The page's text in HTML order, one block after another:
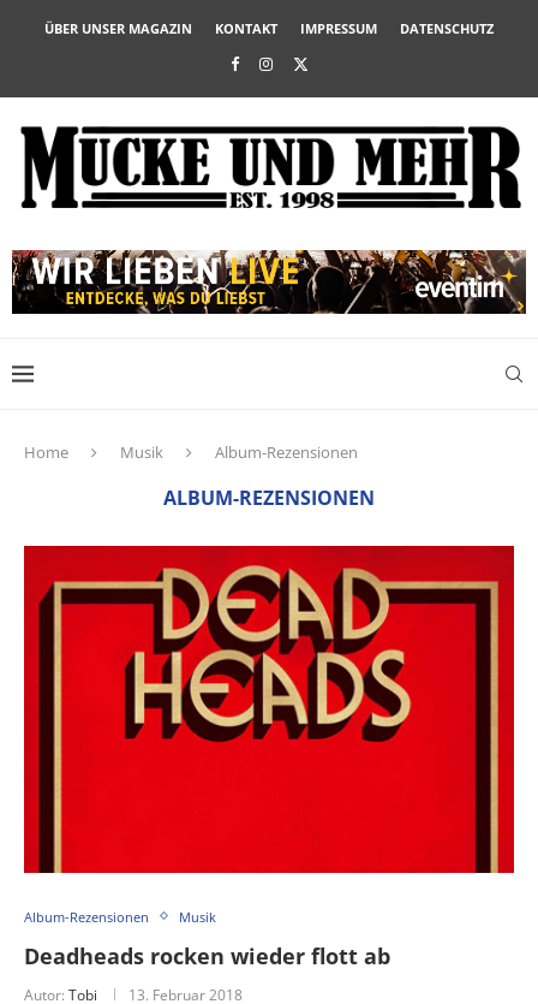
ÜBER UNSER MAGAZIN KONTAKT IMPRESSUM DATENSCHUTZ
Home Musik Album-Rezensionen
ALBUM-REZENSIONEN
Album-Rezensionen Musik
Deadheads rocken wieder flott ab
Autor: Tobi 13. Februar 2018